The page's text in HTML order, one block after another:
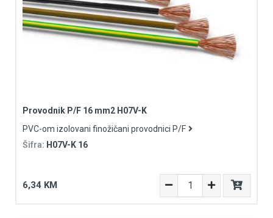
Provodnik P/F 16 mm2 H07V-K
PVC-om izolovani finožičani provodnici P/F
Šifra: H07V-K 16
6,34 KM